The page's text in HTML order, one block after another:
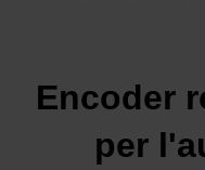
Encoder
per